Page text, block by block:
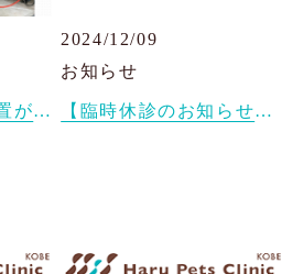
4月より駐車場の位置が変わりました。
2024/12/09
お知らせ
【臨時休診のお知らせ】12/12~13